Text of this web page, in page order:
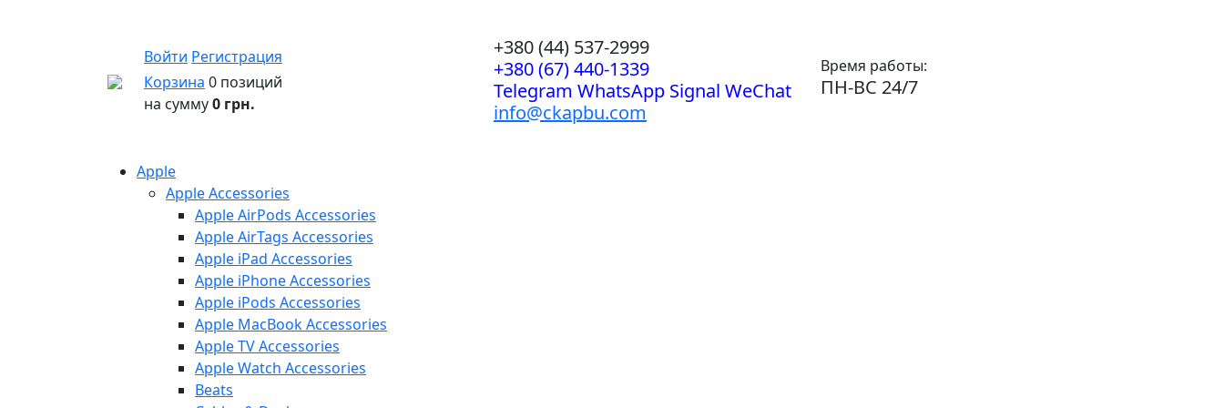
Войти Регистрация
Корзина 0 позиций
на сумму0 грн.
+380 (44) 537-2999
+380 (67) 440-1339
Telegram WhatsApp Signal WeChat
info@ckapbu.com
Время работы:
ПН-ВС 24/7
Apple
Apple Accessories
Apple AirPods Accessories
Apple AirTags Accessories
Apple iPad Accessories
Apple iPhone Accessories
Apple iPods Accessories
Apple MacBook Accessories
Apple TV Accessories
Apple Watch Accessories
Beats